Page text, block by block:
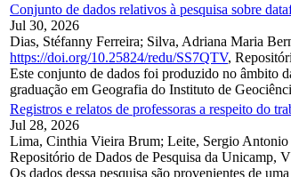
Conjunto de dados relativos à pesquisa sobre
Jul 30, 2026
Dias, Stéfanny Ferreira; Silva, Adriana Maria
https://doi.org/10.25824/redu/SS7QTV,
Este conjunto de dados foi produzido no âmbito
graduação em Geografia do Instituto de
Registros e relatos de professoras a respeito do
Jul 28, 2026
Lima, Cinthia Vieira Brum; Leite, Sergio Antonio
Repositório de Dados de Pesquisa da Unicamp,
Os dados dessa pesquisa são provenientes de